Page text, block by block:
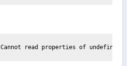
Cannot read properties of undefined